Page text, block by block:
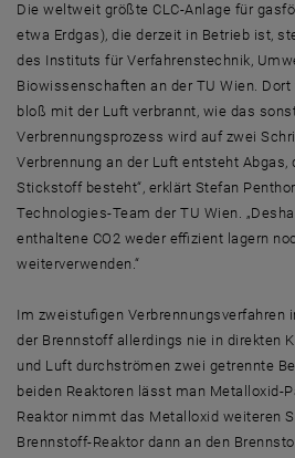
Die weltweit größte CLC-Anlage für
etwa Erdgas), die derzeit in Betrieb ist,
des Instituts für Verfahrenstechnik,
Biowissenschaften an der TU Wien.
bloß mit der Luft verbrannt, wie das
Verbrennungsprozess wird auf zwei
Verbrennung an der Luft entsteht Abgas,
Stickstoff besteht“, erklärt Stefan
Technologies-Team der TU Wien.
enthaltene CO2 weder effizient lagern
weiterverwenden.“
Im zweistufigen Verbrennungsverfahren
der Brennstoff allerdings nie in direkten
und Luft durchströmen zwei getrennte
beiden Reaktoren lässt man Metalloxid-
Reaktor nimmt das Metalloxid weiteren
Brennstoff-Reaktor dann an den